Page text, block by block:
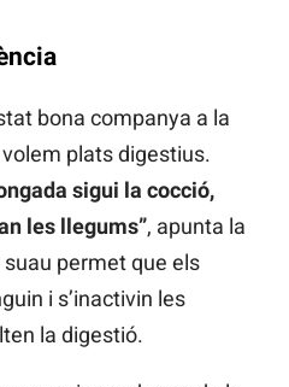
bona companya a la
plats digestius.
sigui la cocció,
les llegums”, apunta la
suau permet que els
i s’inactivin les
la digestió.